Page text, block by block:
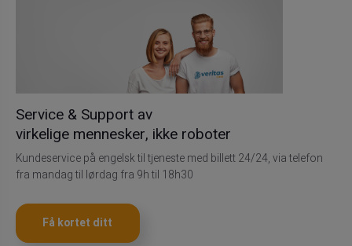
Service & Support av
virkelige mennesker, ikke roboter
Kundeservice på engelsk til tjeneste med billett 24/24, via telefon
fra mandag til lørdag fra 9h til 18h30
Få kortet ditt